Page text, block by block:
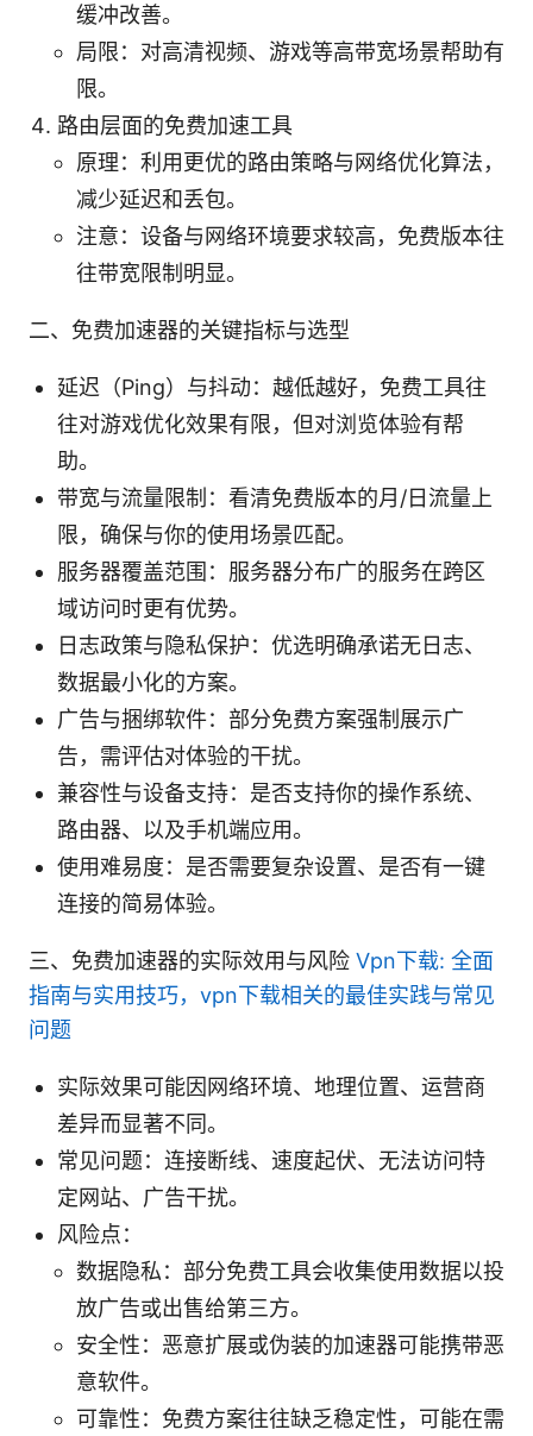
缓冲改善。
局限：对高清视频、游戏等高带宽场景帮助有
限。
路由层面的免费加速工具
原理：利用更优的路由策略与网络优化算法，
减少延迟和丢包。
注意：设备与网络环境要求较高，免费版本往
往带宽限制明显。
二、免费加速器的关键指标与选型
延迟（Ping）与抖动：越低越好，免费工具往
往对游戏优化效果有限，但对浏览体验有帮
助。
带宽与流量限制：看清免费版本的月/日流量上
限，确保与你的使用场景匹配。
服务器覆盖范围：服务器分布广的服务在跨区
域访问时更有优势。
日志政策与隐私保护：优选明确承诺无日志、
数据最小化的方案。
广告与捆绑软件：部分免费方案强制展示广
告，需评估对体验的干扰。
兼容性与设备支持：是否支持你的操作系统、
路由器、以及手机端应用。
使用难易度：是否需要复杂设置、是否有一键
连接的简易体验。
三、免费加速器的实际效用与风险 Vpn下载: 全面
指南与实用技巧，vpn下载相关的最佳实践与常见
问题
实际效果可能因网络环境、地理位置、运营商
差异而显著不同。
常见问题：连接断线、速度起伏、无法访问特
定网站、广告干扰。
风险点：
数据隐私：部分免费工具会收集使用数据以投
放广告或出售给第三方。
安全性：恶意扩展或伪装的加速器可能携带恶
意软件。
可靠性：免费方案往往缺乏稳定性，可能在需